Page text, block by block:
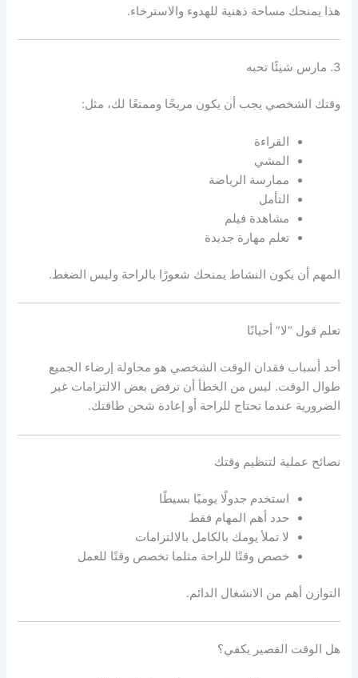
هذا يمنحك مساحة ذهنية للهدوء والاسترخاء.
3. مارس شيئًا تحبه
وقتك الشخصي يجب أن يكون مريحًا وممتعًا لك، مثل:
القراءة
المشي
ممارسة الرياضة
التأمل
مشاهدة فيلم
تعلم مهارة جديدة
المهم أن يكون النشاط يمنحك شعورًا بالراحة وليس الضغط.
تعلم قول “لا” أحيانًا
أحد أسباب فقدان الوقت الشخصي هو محاولة إرضاء الجميع
طوال الوقت. ليس من الخطأ أن ترفض بعض الالتزامات غير
الضرورية عندما تحتاج للراحة أو إعادة شحن طاقتك.
نصائح عملية لتنظيم وقتك
استخدم جدولًا يوميًا بسيطًا
حدد أهم المهام فقط
لا تملأ يومك بالكامل بالالتزامات
خصص وقتًا للراحة مثلما تخصص وقتًا للعمل
التوازن أهم من الانشغال الدائم.
هل الوقت القصير يكفي؟